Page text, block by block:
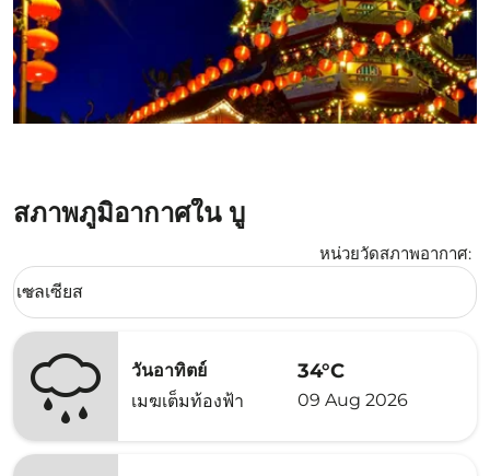
สภาพภูมิอากาศใน บู
หน่วยวัดสภาพอากาศ:
Weather unit option เซลเซียส Selected
เซลเซียส
keyboard_arrow_down
วันอาทิตย์
เมฆเต็มท้องฟ้า
34°C
09 Aug 2026